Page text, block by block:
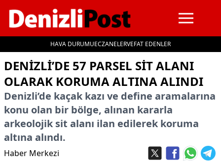
HAVA DURUMUECZANELERVEFAT EDENLER
İçeriğe geç
DENIZLI’DE 57 PARSEL SIT ALANI
OLARAK KORUMA ALTINA ALINDI
Denizli’de kaçak kazı ve define aramalarına
konu olan bir bölge, alınan kararla
arkeolojik sit alanı ilan edilerek koruma
altına alındı.
Haber Merkezi